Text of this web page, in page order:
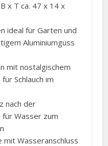
x T ca. 47 x 14 x
ideal für Garten und
Aluminiumguss
mit nostalgischem
Schlauch im
nach der
Wasser zum
mit Wasseranschluss